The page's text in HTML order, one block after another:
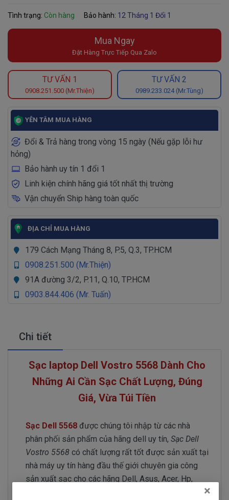
Tình trạng: Còn hàng Bảo hành: 12 Tháng 1 Đổi 1
Mua Ngay
Đặt Hàng Trực Tiếp Qua Zalo
TƯ VẤN 1
0908.251.500 (Mr.Thiện)
TƯ VẤN 2
0989.233.024 (Mr.Tùng)
YÊN TÂM MUA HÀNG
Đổi & Trả hàng trong vòng 15 ngày (Nếu gặp lỗi hư
hỏng)
Bảo hành uy tín 1 đổi 1
Linh kiện chính hãng giá tốt nhất thị trường
Vận chuyển Ship hàng toàn quốc
ĐỊA CHỈ MUA HÀNG
179 Cách Mạng Tháng 8, P.5, Q.3, TP.HCM
0908.251.500 (Mr.Thiện)
91A đường 3/2, P.11, Q.10, TP.HCM
0903.844.406 (Mr. Tuấn)
Chi tiết
Sạc laptop Dell Vostro 5568 Dành Cho
Những Ai Cần Sạc Chất Lượng, Đúng
Giá, Vừa Túi Tiền
Sạc Dell 5568 được chúng tôi nhập từ các nhà
phân phối sản phẩm của hãng dell uy tín, Sạc Dell
Vostro 5568 có chất lượng rất tốt được sản xuất tại
nhà máy uy tín hàng đầu thế giới chuyên gia công
sản xuất sạc cho các hãng Dell, Asus, Acer, Hp,
×